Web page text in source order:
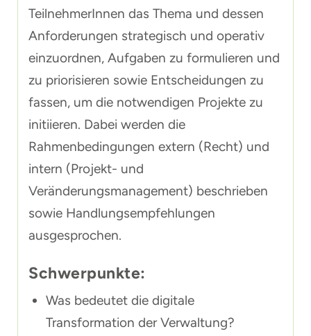
TeilnehmerInnen das Thema und dessen
Anforderungen strategisch und operativ
einzuordnen, Aufgaben zu formulieren und
zu priorisieren sowie Entscheidungen zu
fassen, um die notwendigen Projekte zu
initiieren. Dabei werden die
Rahmenbedingungen extern (Recht) und
intern (Projekt- und
Veränderungsmanagement) beschrieben
sowie Handlungsempfehlungen
ausgesprochen.
Schwerpunkte:
Was bedeutet die digitale
Transformation der Verwaltung?